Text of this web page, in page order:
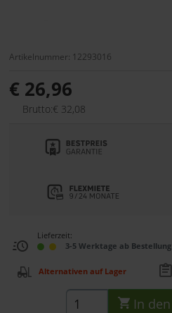
Artikelnummer: 12293016
€ 26,96
Brutto:€ 32,08
Lieferzeit:
3-5 Werktage ab Bestellung
Alternativen auf Lager
In den